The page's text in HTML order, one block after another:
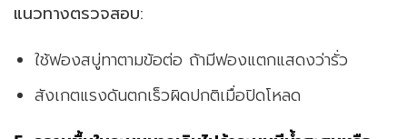
แนวทางตรวจสอบ:
ใช้ฟองสบู่ทาตามข้อต่อ ถ้ามีฟองแตกแสดงว่ารั่ว
สังเกตแรงดันตกเร็วผิดปกติเมื่อปิดโหลด